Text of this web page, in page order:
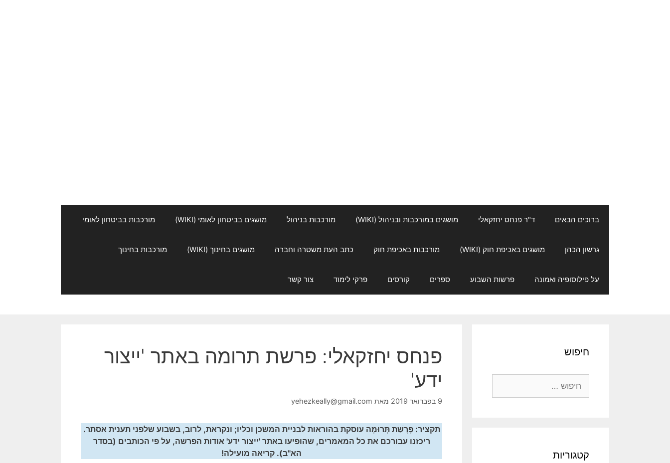
ברוכים הבאים ד"ר פנחס יחזקאלי מושגים במורכבות ובניהול (WIKI) מורכבות בניהול מושגים בביטחון לאומי (WIKI) מורכבות בביטחון לאומי
גרשון הכהן מושגים באכיפת חוק (WIKI) מורכבות באכיפת חוק כתב העת משטרה וחברה מושגים בחינוך (WIKI) מורכבות בחינוך
על פילוסופיה ואמונה פרשות השבוע ספרים קורסים פרקי לימוד צור קשר
פנחס יחזקאלי: פרשת תרומה באתר 'ייצור
ידע'
9 בפברואר 2019 מאת yehezkeally@gmail.com
תקציר: פָּרָשַׁת תְּרוּמָה עוסקת בהוראות לבניית המשכן וכליו; ונקראת, לרוב, בשבוע שלפני תענית אסתר.
ריכזנו עבורכם את כל המאמרים, שהופיעו באתר 'ייצור ידע' אודות הפרשה, על פי הכותבים (בסדר
הא"ב). קריאה מועילה!
חיפוש
קטגוריות